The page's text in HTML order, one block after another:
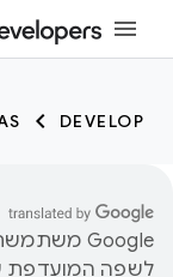
DEVELOP
לשפה המועדפת